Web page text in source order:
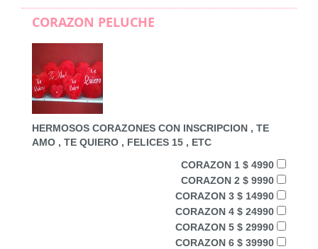
CORAZON PELUCHE
HERMOSOS CORAZONES CON INSCRIPCION , TE
AMO , TE QUIERO , FELICES 15 , ETC
CORAZON 1 $ 4990
CORAZON 2 $ 9990
CORAZON 3 $ 14990
CORAZON 4 $ 24990
CORAZON 5 $ 29990
CORAZON 6 $ 39990